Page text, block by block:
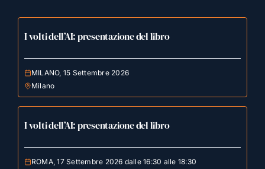
I volti dell’AI: presentazione del libro
MILANO, 15 Settembre 2026
Milano
I volti dell’AI: presentazione del libro
ROMA, 17 Settembre 2026 dalle 16:30 alle 18:30